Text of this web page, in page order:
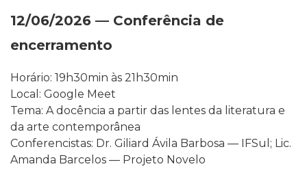
12/06/2026 — Conferência de
encerramento
Horário: 19h30min às 21h30min
Local: Google Meet
Tema: A docência a partir das lentes da literatura e
da arte contemporânea
Conferencistas: Dr. Giliard Ávila Barbosa — IFSul; Lic.
Amanda Barcelos — Projeto Novelo